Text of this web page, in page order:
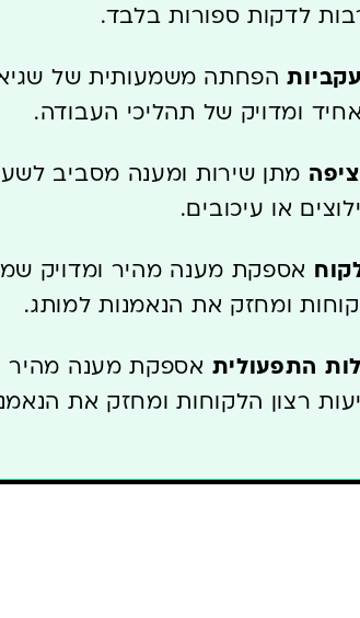
לדקות ספורות בלבד.
הפחתה משמעותית של
ומדויק של תהליכי העבודה.
או עיכובים.
אספקת מענה מהיר ומדויק
ומחזק את הנאמנות למותג.
התפעולית אספקת מענה מהיר
רצון הלקוחות ומחזק את